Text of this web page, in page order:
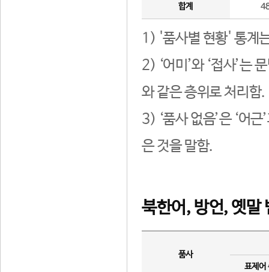
합계
1) '품사별 현황' 통계
2) ‘어미’와 ‘접사’는
와 같은 층위로 처리함.
3) ‘품사 없음’은 ‘어
은 것을 말함.
북한어, 방언, 옛말
품사
표제어